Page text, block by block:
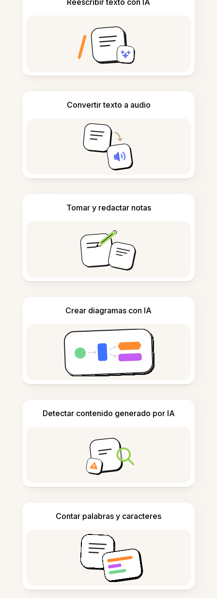
Reescribir texto con IA
Convertir texto a audio
Tomar y redactar notas
Crear diagramas con IA
Detectar contenido generado por IA
Contar palabras y caracteres